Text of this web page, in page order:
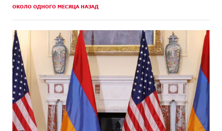
ОКОЛО ОДНОГО МЕСЯЦА НАЗАД